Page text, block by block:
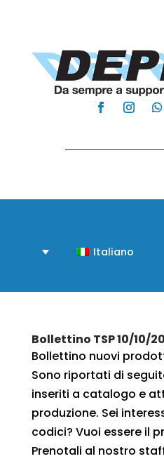
Italiano
Bollettino TSP 10/10/
Bollettino nuovi
Sono riportati di
inseriti a catalogo e
produzione. Sei
codici? Vuoi essere il
Prenotali al nostro